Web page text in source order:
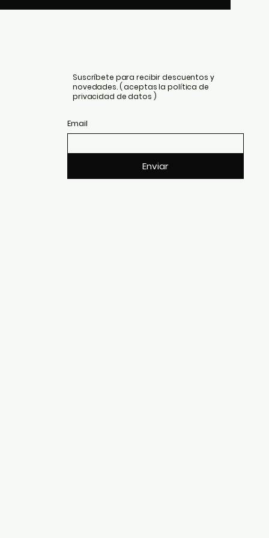
Suscríbete para recibir descuentos y
novedades. ( aceptas la política de
privacidad de datos )
Email
Enviar